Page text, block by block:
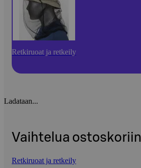
Retkiruoat ja retkeily
Ladataan...
Vaihtelua ostoskoriin
Retkiruoat ja retkeily